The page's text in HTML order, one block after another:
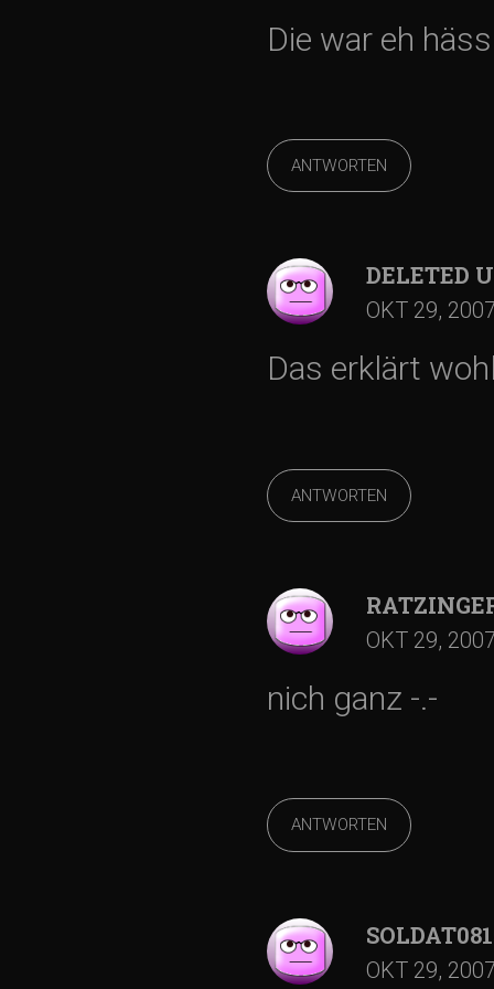
Die war eh
ANTWORTEN
DELETED
OKT 29, 2007
Das erklärt
ANTWORTEN
OKT 29, 2007
nich ganz -.-
ANTWORTEN
OKT 29, 2007